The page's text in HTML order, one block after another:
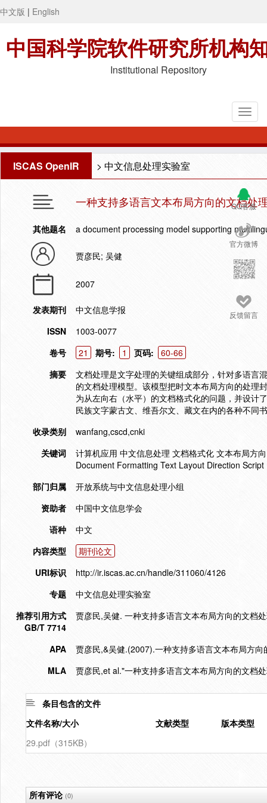
中文版 | English
中国科学院软件研究所机构
Institutional Repository
ISCAS OpenIR > 中文信息处理实验室
QQ客服
官方微博
反馈留言
一种支持多语言文本布局方向的文档处
其他题名 a document processing model supporting
贾彦民; 吴健
2007
发表期刊
中文信息学报
ISSN
1003-0077
卷号
21 期号: 1 页码:
60-66
摘要
文档处理是文字处理的关键组成部分，针对多语言
的文档处理模型。该模型把时文本布局方向的处理
为从左向右（水平）的文档格式化的问题，并设计
民族文字蒙古文、维吾尔文、藏文在内的各种不同
收录类别
wanfang,cscd,cnki
关键词
计算机应用 中文信息处理 文档格式化 文本布局方
Document Formatting Text Layout Direction Script
部门归属
开放系统与中文信息处理小组
资助者
中国中文信息学会
语种
中文
内容类型
期刊论文
URI标识
http://ir.iscas.ac.cn/handle/311060/4126
专题
中文信息处理实验室
推荐引用方式
GB/T 7714
贾彦民,吴健. 一种支持多语言文本布局方向的文档
APA
贾彦民,&吴健.(2007).一种支持多语言文本布局方向
MLA
贾彦民,et al."一种支持多语言文本布局方向的文档
条目包含的文件
文件名称/大小
文献类型
版本类型
29.pdf（315KB）
所有评论(0)